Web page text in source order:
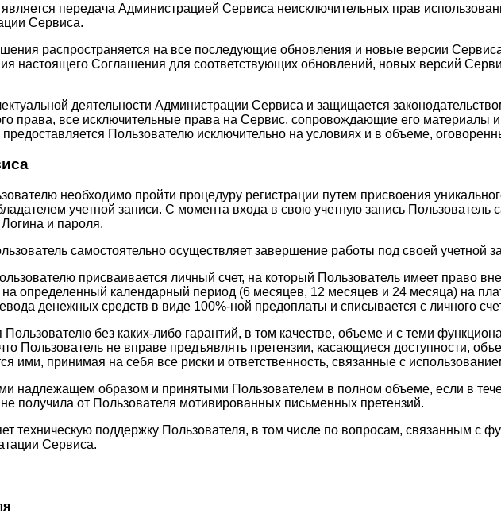
передача Администрацией Сервиса неисключительных прав
Сервиса.
распространяется на все последующие обновления и новые версии
настоящего Соглашения для соответствующих обновлений, новых версий
деятельности Администрации Сервиса и защищается
права, все исключительные права на Сервис, сопровождающие его материалы
Пользователю исключительно на условиях и в объеме,
необходимо пройти процедуру регистрации путем присвоения
учетной записи. С момента входа в свою учетную запись Пользователь
и пароля.
самостоятельно осуществляет завершение работы под своей учетной
присваивается личный счет, на который Пользователь имеет право
на определенный календарный период (6 месяцев, 12 месяцев и 24 месяца) на
денежных средств в виде 100%-ной предоплаты и списывается с личного
Пользователю без каких-либо гарантий, в том качестве, объеме и с теми
Пользователь не вправе предъявлять претензии, касающиеся доступности,
ими, принимая на себя все риски и ответственность, связанные с
надлежащем образом и принятыми Пользователем в полном объеме, если в
получила от Пользователя мотивированных письменных претензий.
техническую поддержку Пользователя, в том числе по вопросам, связанным с
Сервиса.